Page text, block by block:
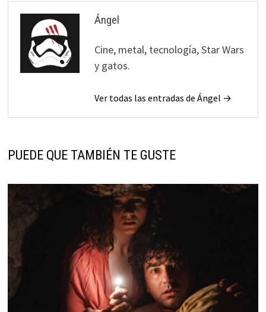
Ángel
Cine, metal, tecnología, Star Wars
y gatos.
Ver todas las entradas de Ángel →
PUEDE QUE TAMBIÉN TE GUSTE